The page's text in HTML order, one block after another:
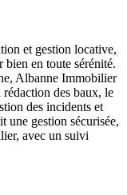
et gestion locative,
bien en toute sérénité.
Albanne Immobilier
rédaction des baux, le
des incidents et
une gestion sécurisée,
avec un suivi